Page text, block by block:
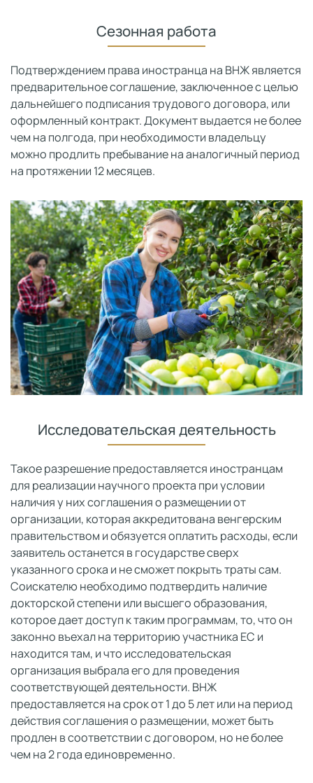
Сезонная работа
Подтверждением права иностранца на ВНЖ является
предварительное соглашение, заключенное с целью
дальнейшего подписания трудового договора, или
оформленный контракт. Документ выдается не более
чем на полгода, при необходимости владельцу
можно продлить пребывание на аналогичный период
на протяжении 12 месяцев.
Исследовательская деятельность
Такое разрешение предоставляется иностранцам
для реализации научного проекта при условии
наличия у них соглашения о размещении от
организации, которая аккредитована венгерским
правительством и обязуется оплатить расходы, если
заявитель останется в государстве сверх
указанного срока и не сможет покрыть траты сам.
Соискателю необходимо подтвердить наличие
докторской степени или высшего образования,
которое дает доступ к таким программам, то, что он
законно въехал на территорию участника ЕС и
находится там, и что исследовательская
организация выбрала его для проведения
соответствующей деятельности. ВНЖ
предоставляется на срок от 1 до 5 лет или на период
действия соглашения о размещении, может быть
продлен в соответствии с договором, но не более
чем на 2 года единовременно.